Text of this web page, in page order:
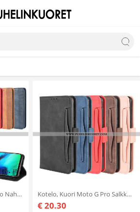
Kuoret, Kotelo Moto G Pro Nahkakuori Suojaus Niitti Puhelimen Mustat Kotelo, Kuori Moto G Pro Salkku Suojaus Kuoret Nahkakuori Musta Mustat
€ 20.30